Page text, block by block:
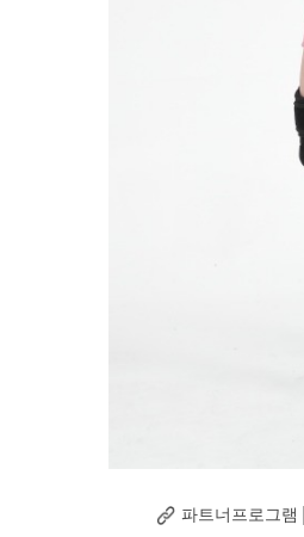
파트너프로그램